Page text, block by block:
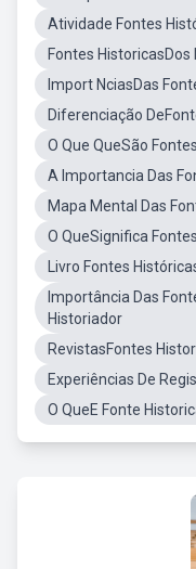
Atividade Fontes
Fontes HistoricasDos
Import NciasDas
Diferenciação
O Que QueSão
A Importancia Das
Mapa Mental Das
O QueSignifica
Livro Fontes
Importância Das
Historiador
RevistasFontes
Experiências De
O QueE Fonte